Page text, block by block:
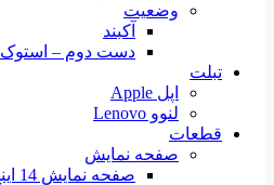
وضعیت
آکبند
دست دوم – استوک
تبلت
اپل Apple
لنوو Lenovo
قطعات
صفحه نمایش
صفحه نمایش 14 اینچ